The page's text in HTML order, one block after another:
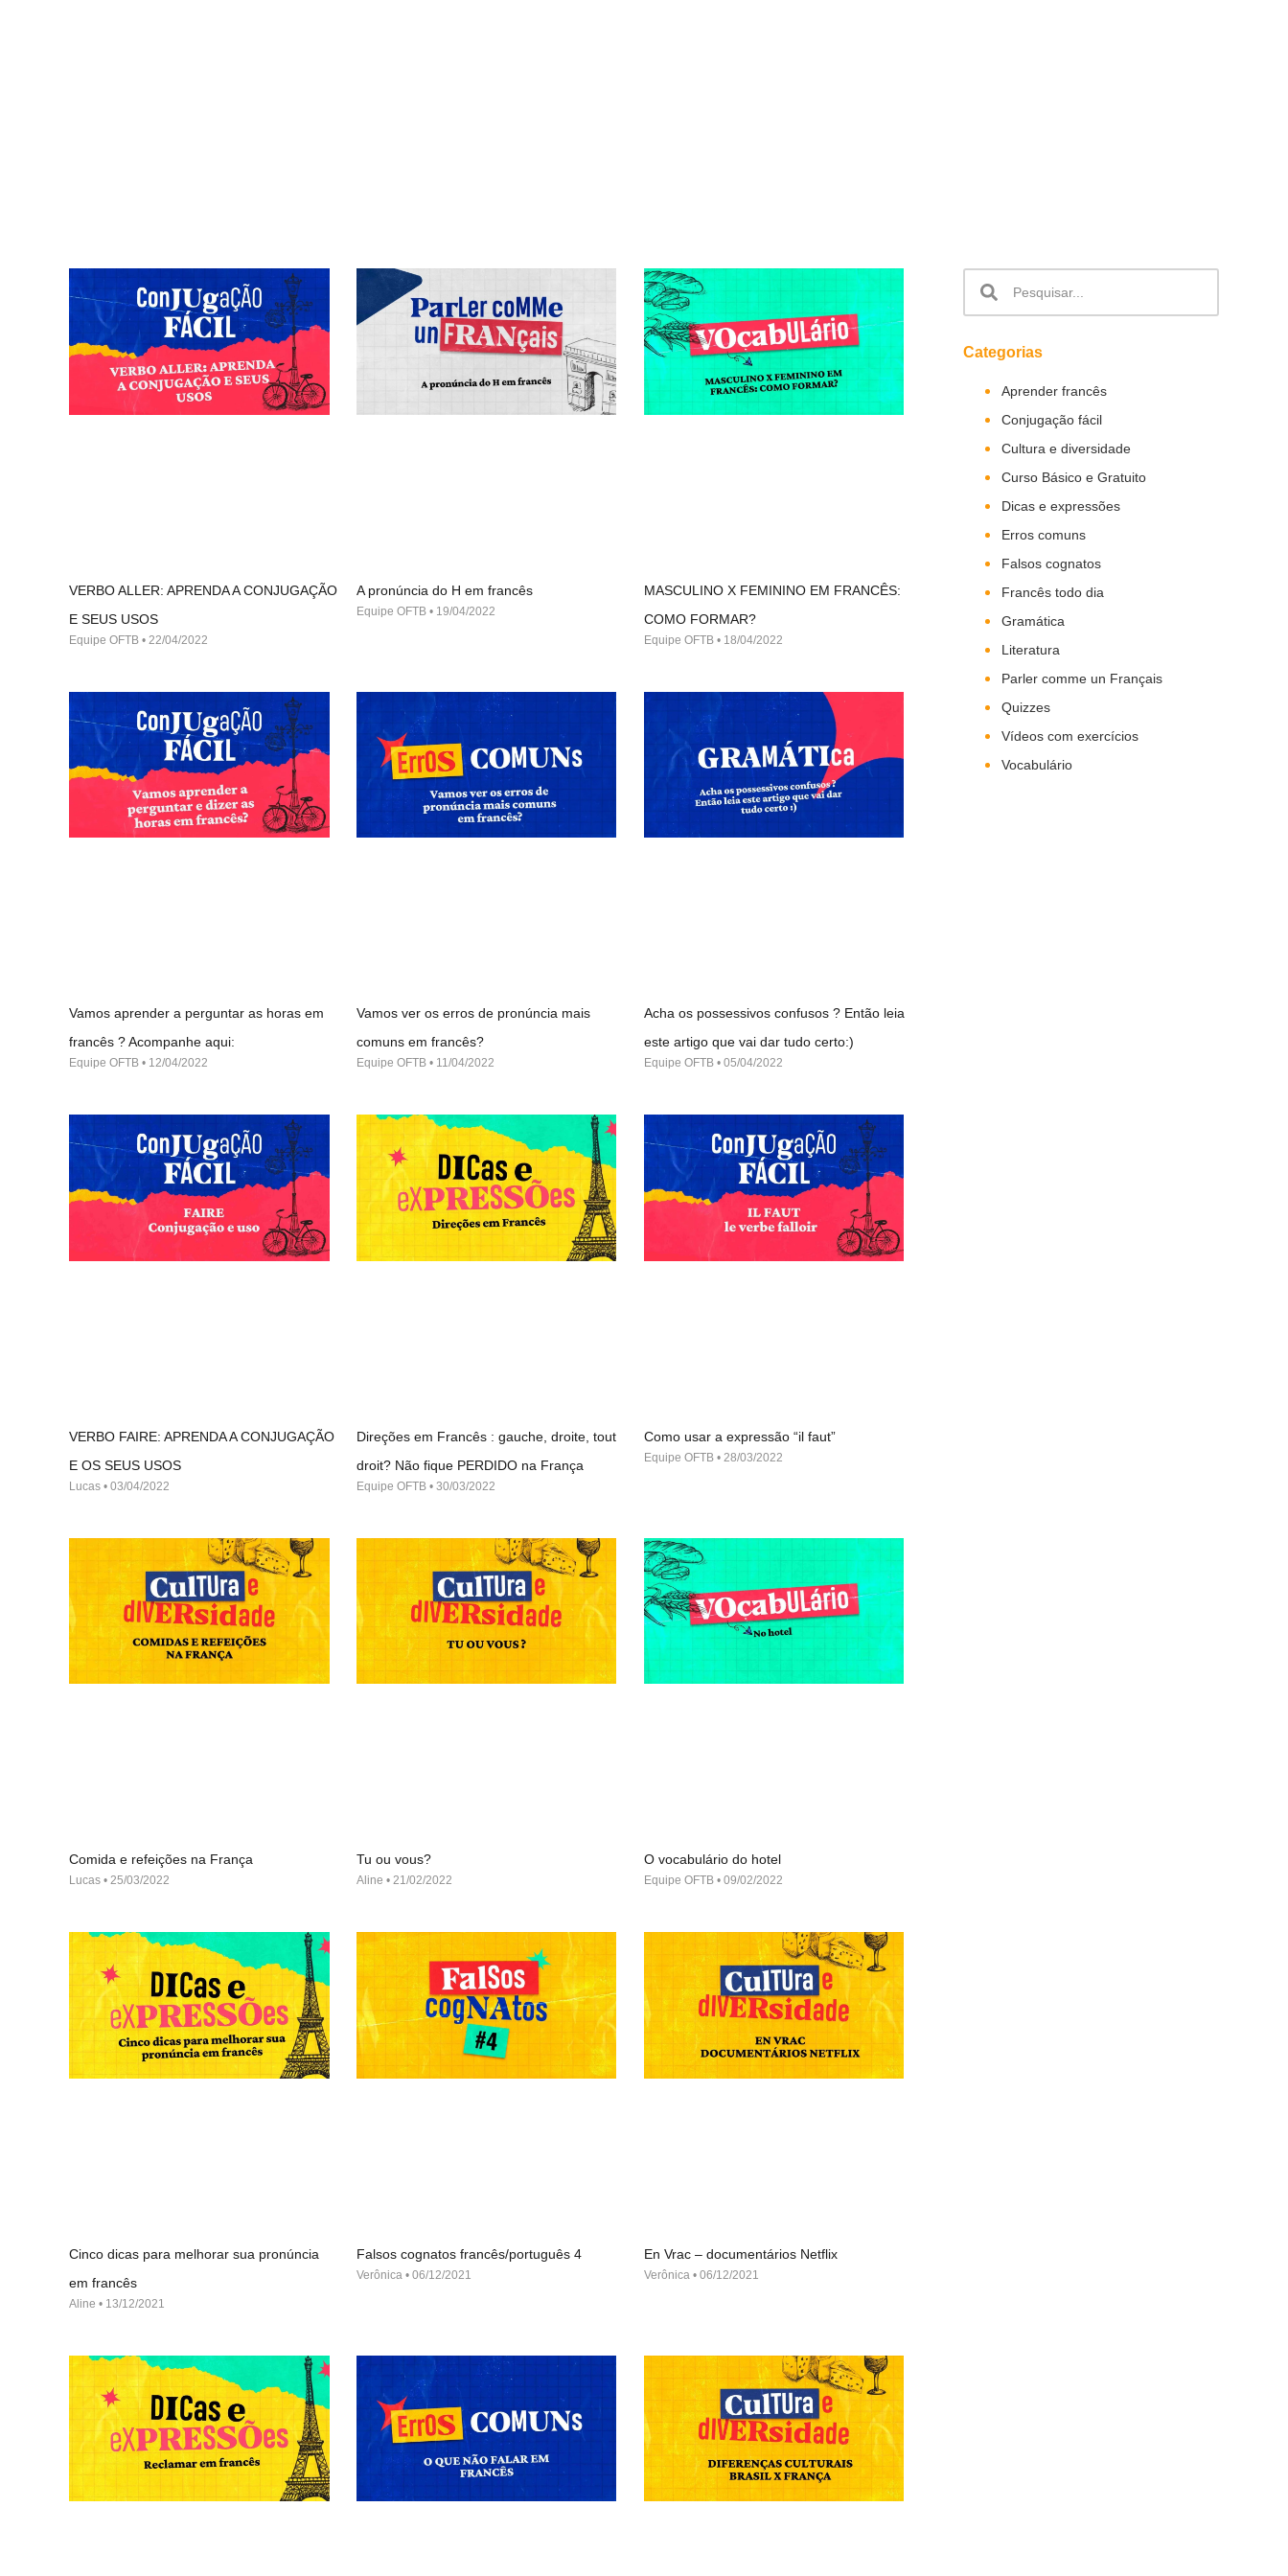
VERBO ALLER: APRENDA A CONJUGAÇÃO
E SEUS USOS
Equipe OFTB 22/04/2022
A pronúncia do H em francês
Equipe OFTB 19/04/2022
MASCULINO X FEMININO EM FRANCÊS:
COMO FORMAR?
Equipe OFTB 18/04/2022
Vamos aprender a perguntar as horas em
francês ? Acompanhe aqui:
Equipe OFTB 12/04/2022
Vamos ver os erros de pronúncia mais
comuns em francês?
Equipe OFTB 11/04/2022
Acha os possessivos confusos ? Então leia
este artigo que vai dar tudo certo:)
Equipe OFTB 05/04/2022
VERBO FAIRE: APRENDA A CONJUGAÇÃO
E OS SEUS USOS
Lucas 03/04/2022
Direções em Francês : gauche, droite, tout
droit? Não fique PERDIDO na França
Equipe OFTB 30/03/2022
Como usar a expressão “il faut”
Equipe OFTB 28/03/2022
Comida e refeições na França
Lucas 25/03/2022
Tu ou vous?
Aline 21/02/2022
O vocabulário do hotel
Equipe OFTB 09/02/2022
Cinco dicas para melhorar sua pronúncia
em francês
Aline 13/12/2021
Falsos cognatos francês/português 4
Verônica 06/12/2021
En Vrac – documentários Netflix
Verônica 06/12/2021
Categorias
Aprender francês
Conjugação fácil
Cultura e diversidade
Curso Básico e Gratuito
Dicas e expressões
Erros comuns
Falsos cognatos
Francês todo dia
Gramática
Literatura
Parler comme un Français
Quizzes
Vídeos com exercícios
Vocabulário